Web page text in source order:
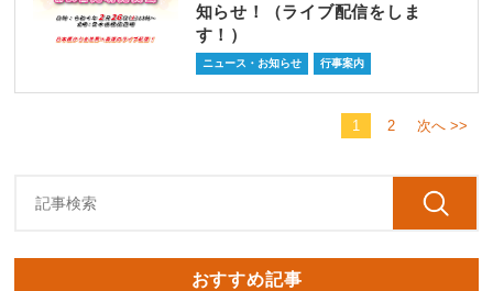
知らせ！（ライブ配信をしま
す！）
ニュース・お知らせ 行事案内
1 2 次へ >>
おすすめ記事